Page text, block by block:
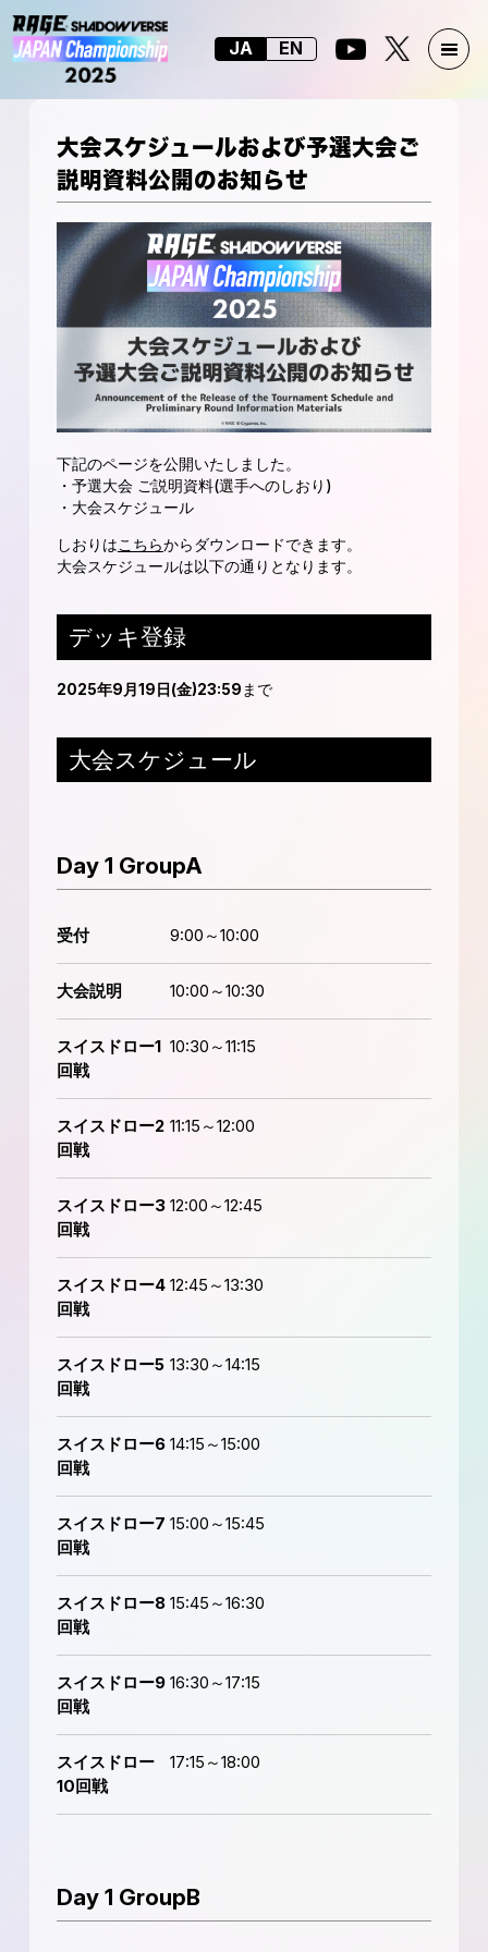
JA EN
大会スケジュールおよび予選大会ご
説明資料公開のお知らせ
下記のページを公開いたしました。
・予選大会 ご説明資料(選手へのしおり)
・大会スケジュール
しおりはこちらからダウンロードできます。
大会スケジュールは以下の通りとなります。
デッキ登録
2025年9月19日(金)23:59 まで
大会スケジュール
Day 1 GroupA
受付 9:00～10:00
大会説明 10:00～10:30
スイスドロー1
回戦
10:30～11:15
スイスドロー2
回戦
11:15～12:00
スイスドロー3
回戦
12:00～12:45
スイスドロー4
回戦
12:45～13:30
スイスドロー5
回戦
13:30～14:15
スイスドロー6
回戦
14:15～15:00
スイスドロー7
回戦
15:00～15:45
スイスドロー8
回戦
15:45～16:30
スイスドロー9
回戦
16:30～17:15
スイスドロー
10回戦
17:15～18:00
Day 1 GroupB